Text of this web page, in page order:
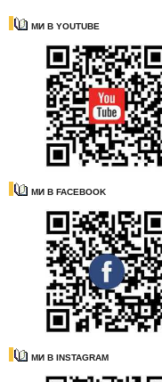
МИ В YOUTUBE
МИ В FACEBOOK
МИ В INSTAGRAM